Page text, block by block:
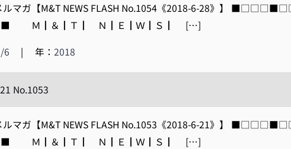
ルマガ【M&T NEWS FLASH No.1054《2018-6-28
Ｍ┃＆┃Ｔ┃ Ｎ┃Ｅ┃Ｗ┃Ｓ┃ […]
6 | 年：2018
No.1053
ルマガ【M&T NEWS FLASH No.1053《2018-6-21
Ｍ┃＆┃Ｔ┃ Ｎ┃Ｅ┃Ｗ┃Ｓ┃ […]